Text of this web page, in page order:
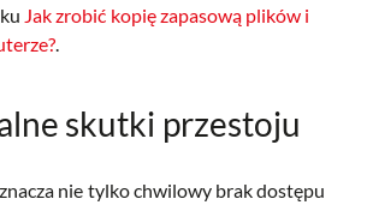
Jak zrobić kopię zapasową plików i
.
skutki przestoju
nie tylko chwilowy brak dostępu